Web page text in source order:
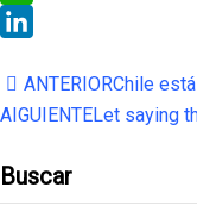
WhatsApp
ANTERIORChile
AIGUIENTELet saying
Buscar